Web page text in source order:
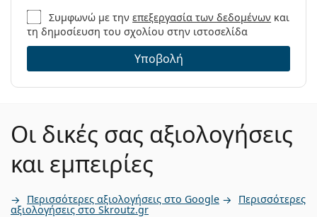
Συμφωνώ με τηνεπεξεργασία των δεδομένων και
τη δημοσίευση του σχολίου στην ιστοσελίδα
Υποβολή
Οι δικές σας αξιολογήσεις
και εμπειρίες
Περισσότερες αξιολογήσεις στο Google Περισσότερες
αξιολογήσεις στο Skroutz.gr